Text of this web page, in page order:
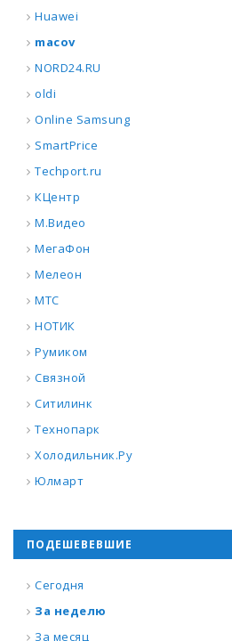
Huawei
macov
NORD24.RU
oldi
Online Samsung
SmartPrice
Techport.ru
КЦентр
М.Видео
МегаФон
Мелеон
МТС
НОТИК
Румиком
Связной
Ситилинк
Технопарк
Холодильник.Ру
Юлмарт
ПОДЕШЕВЕВШИЕ
Сегодня
За неделю
За месяц